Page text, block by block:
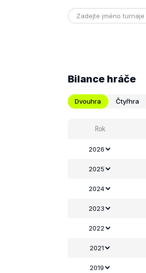
Bilance hráče
Dvouhra Čtyřhra
Rok
2026
2025
2024
2023
2022
2021
2019